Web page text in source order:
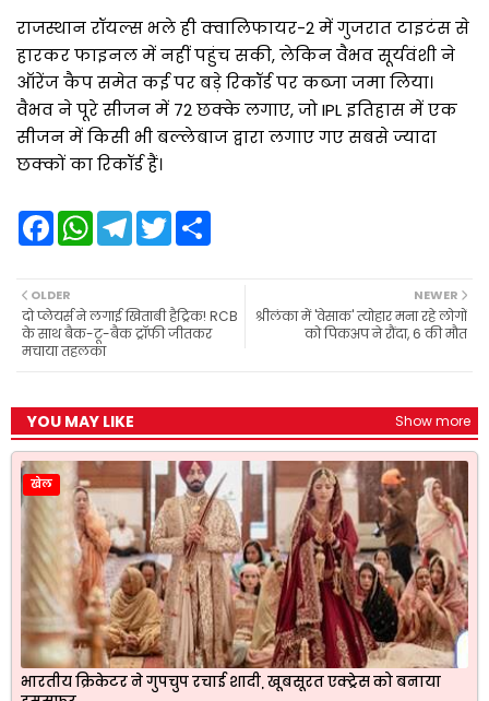
राजस्थान रॉयल्स भले ही क्वालिफायर-2 में गुजरात टाइटंस से
हारकर फाइनल में नहीं पहुंच सकी, लेकिन वैभव सूर्यवंशी ने
ऑरेंज कैप समेत कई पर बड़े रिकॉर्ड पर कब्जा जमा लिया।
वैभव ने पूरे सीजन में 72 छक्के लगाए, जो IPL इतिहास में एक
सीजन में किसी भी बल्लेबाज द्वारा लगाए गए सबसे ज्यादा
छक्कों का रिकॉर्ड हैं।
F
a
b
o
o
k
W
A
p
p
T
e
r
a
m
T
w
e
r
NEWER
श्रीलंका में 'वेसाक' त्योहार मना रहे लोगों
को पिकअप ने रौंदा, 6 की मौत
OLDER
दो प्लेयर्स ने लगाई खिताबी हैट्रिक! RCB
के साथ बैक-टू-बैक ट्रॉफी जीतकर
मचाया तहलका
YOU MAY LIKE Show more
खेल
भारतीय क्रिकेटर ने गुपचुप रचाई शादी, खूबसूरत एक्ट्रेस को बनाया